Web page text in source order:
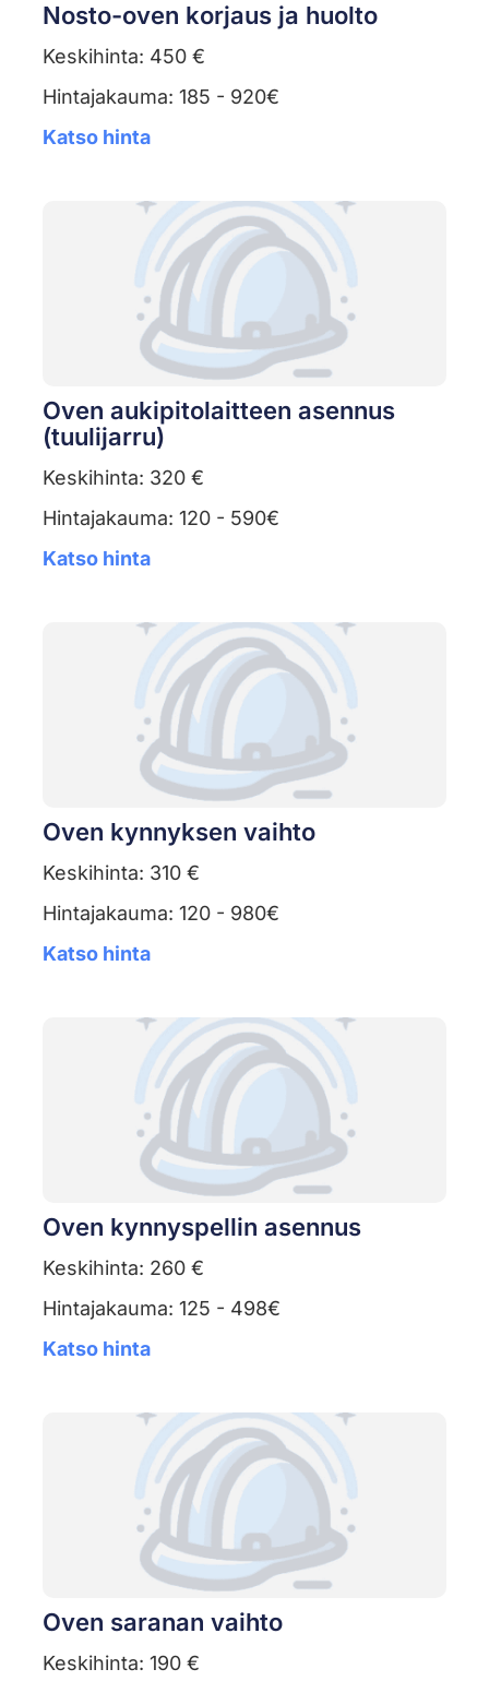
Nosto-oven korjaus ja huolto
Keskihinta: 450 €
Hintajakauma: 185 - 920€
Katso hinta
Oven aukipitolaitteen asennus
(tuulijarru)
Keskihinta: 320 €
Hintajakauma: 120 - 590€
Katso hinta
Oven kynnyksen vaihto
Keskihinta: 310 €
Hintajakauma: 120 - 980€
Katso hinta
Oven kynnyspellin asennus
Keskihinta: 260 €
Hintajakauma: 125 - 498€
Katso hinta
Oven saranan vaihto
Keskihinta: 190 €